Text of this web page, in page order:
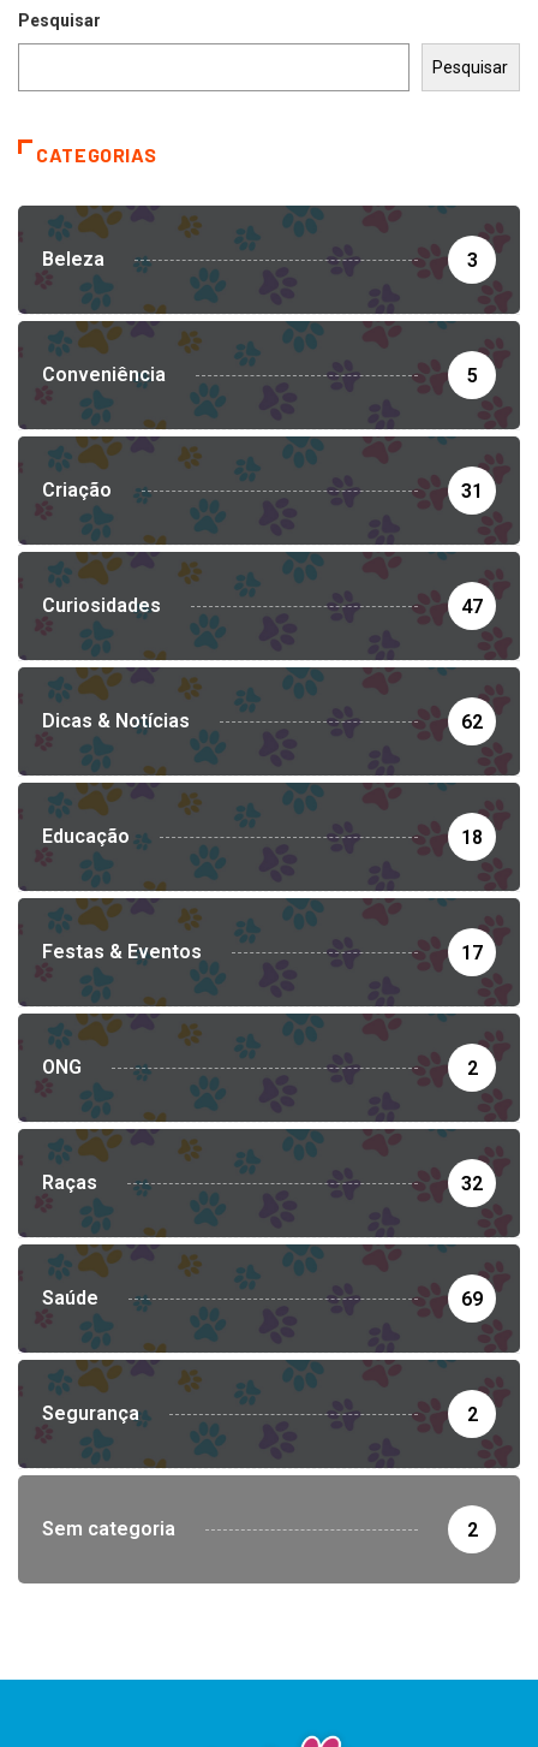
Pesquisar
Pesquisar
CATEGORIAS
Beleza 3
Conveniência 5
Criação 31
Curiosidades 47
Dicas & Notícias 62
Educação 18
Festas & Eventos 17
ONG 2
Raças 32
Saúde 69
Segurança 2
Sem categoria 2